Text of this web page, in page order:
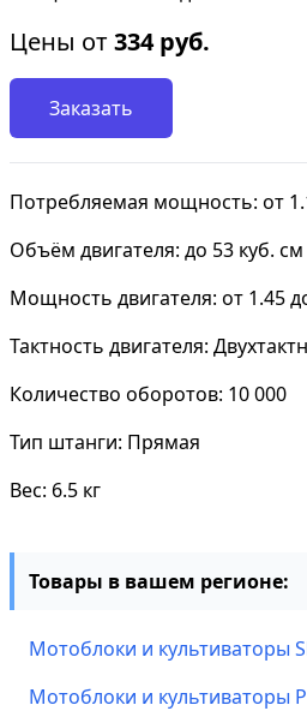
Цены от334 руб.
Заказать
Потребляемая мощность: от
Объём двигателя: до 53 куб. см
Мощность двигателя: от 1.45
Тактность двигателя:
Количество оборотов: 10 000
Тип штанги: Прямая
Вес: 6.5 кг
Товары в вашем регионе:
Мотоблоки и культиваторы
Мотоблоки и культиваторы